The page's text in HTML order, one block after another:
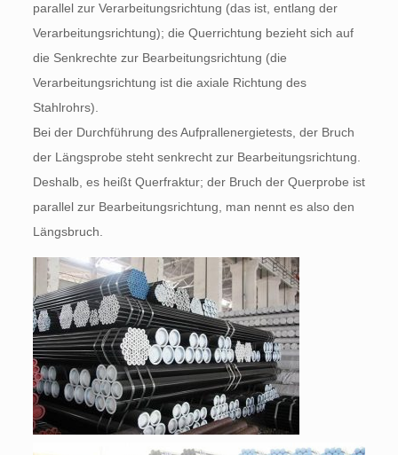
parallel zur Verarbeitungsrichtung (das ist, entlang der
Verarbeitungsrichtung); die Querrichtung bezieht sich auf
die Senkrechte zur Bearbeitungsrichtung (die
Verarbeitungsrichtung ist die axiale Richtung des
Stahlrohrs).
Bei der Durchführung des Aufprallenergietests, der Bruch
der Längsprobe steht senkrecht zur Bearbeitungsrichtung.
Deshalb, es heißt Querfraktur; der Bruch der Querprobe ist
parallel zur Bearbeitungsrichtung, man nennt es also den
Längsbruch.